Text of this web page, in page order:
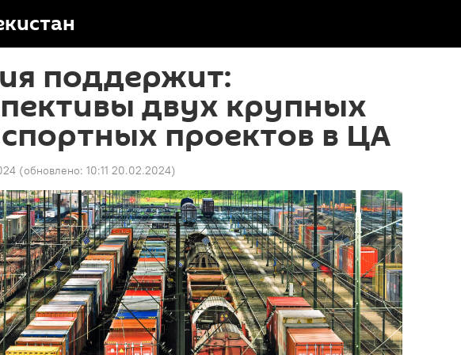
поддержит:
двух крупных
проектов в ЦА
(обновлено: 10:11 20.02.2024)